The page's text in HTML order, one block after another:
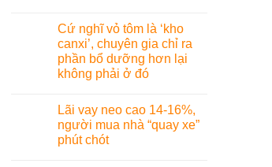
Cứ nghĩ vỏ tôm là ‘kho
canxi’, chuyên gia chỉ ra
phần bổ dưỡng hơn lại
không phải ở đó
Lãi vay neo cao 14-16%,
người mua nhà “quay xe”
phút chót